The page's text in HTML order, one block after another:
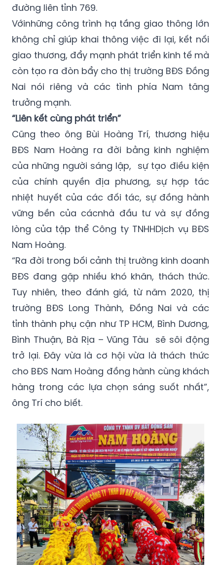
đường liên tỉnh 769.
Vớinhững công trình hạ tầng giao thông lớn
không chỉ giúp khai thông việc đi lại, kết nối
giao thương, đẩy mạnh phát triển kinh tế mà
còn tạo ra đòn bẩy cho thị trường BĐS Đồng
Nai nói riêng và các tình phía Nam tăng
trưởng mạnh.
“Liên kết cùng phát triển”
Cũng theo ông Bùi Hoàng Trí, thương hiệu
BĐS Nam Hoàng ra đời bằng kinh nghiệm
của những người sáng lập, sự tạo điều kiện
của chính quyền địa phương, sự hợp tác
nhiệt huyết của các đối tác, sự đồng hành
vững bền của cácnhà đầu tư và sự đồng
lòng của tập thể Công ty TNHHDịch vụ BĐS
Nam Hoàng.
“Ra đời trong bối cảnh thị trường kinh doanh
BĐS đang gặp nhiều khó khăn, thách thức.
Tuy nhiên, theo đánh giá, từ năm 2020, thị
trường BĐS Long Thành, Đồng Nai và các
tỉnh thành phụ cận như TP HCM, Bình Dương,
Bình Thuận, Bà Rịa – Vũng Tàu sẽ sôi động
trở lại. Đây vừa là cơ hội vừa là thách thức
cho BĐS Nam Hoàng đồng hành cùng khách
hàng trong các lựa chọn sáng suốt nhất”,
ông Trí cho biết.